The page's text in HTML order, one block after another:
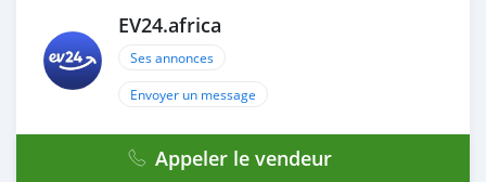
EV24.africa
Ses annonces
Envoyer un message
Appeler le vendeur